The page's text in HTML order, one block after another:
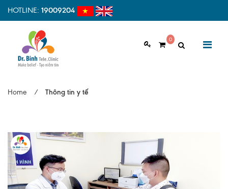
HOTLINE: 19009204
0
Vì sao nên chọn Dr.Binh Tele_Clinic
Đội ngũ y bác sĩ
Cơ sở vật chất
Home / Thông tin y tế